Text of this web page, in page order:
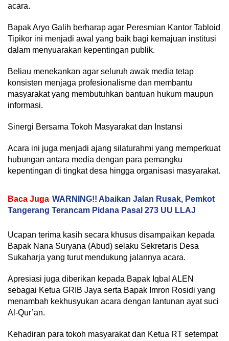
acara.
Bapak Aryo Galih berharap agar Peresmian Kantor Tabloid
Tipikor ini menjadi awal yang baik bagi kemajuan institusi
dalam menyuarakan kepentingan publik.
Beliau menekankan agar seluruh awak media tetap
konsisten menjaga profesionalisme dan membantu
masyarakat yang membutuhkan bantuan hukum maupun
informasi.
Sinergi Bersama Tokoh Masyarakat dan Instansi
Acara ini juga menjadi ajang silaturahmi yang memperkuat
hubungan antara media dengan para pemangku
kepentingan di tingkat desa hingga organisasi masyarakat.
Baca Juga WARNING!! Abaikan Jalan Rusak, Pemkot
Tangerang Terancam Pidana Pasal 273 UU LLAJ
Ucapan terima kasih secara khusus disampaikan kepada
Bapak Nana Suryana (Abud) selaku Sekretaris Desa
Sukaharja yang turut mendukung jalannya acara.
Apresiasi juga diberikan kepada Bapak Iqbal ALEN
sebagai Ketua GRIB Jaya serta Bapak Imron Rosidi yang
menambah kekhusyukan acara dengan lantunan ayat suci
Al-Qur’an.
Kehadiran para tokoh masyarakat dan Ketua RT setempat